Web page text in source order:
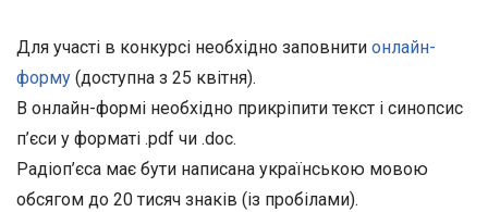
Для участі в конкурсі необхідно заповнити онлайн-
форму (доступна з 25 квітня).
В онлайн-формі необхідно прикріпити текст і синопсис
п’єси у форматі .pdf чи .doc.
Радіоп’єса має бути написана українською мовою
обсягом до 20 тисяч знаків (із пробілами).